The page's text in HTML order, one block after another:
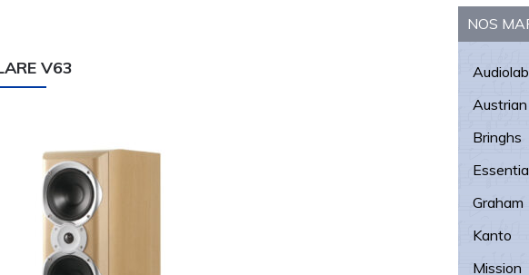
V63
latérale
NOS
Audiolab
Bringhs
Graham
Kanto
Mission